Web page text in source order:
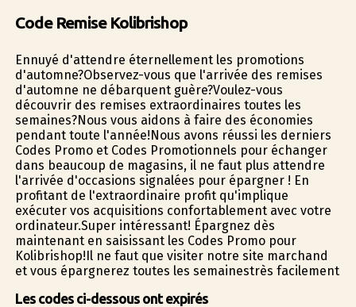
Code Remise Kolibrishop
Ennuyé d'attendre éternellement les promotions
d'automne?Observez-vous que l'arrivée des remises
d'automne ne débarquent guère?Voulez-vous
découvrir des remises extraordinaires toutes les
semaines?Nous vous aidons à faire des économies
pendant toute l'année!Nous avons réussi les derniers
Codes Promo et Codes Promotionnels pour échanger
dans beaucoup de magasins, il ne faut plus attendre
l'arrivée d'occasions signalées pour épargner ! En
profitant de l'extraordinaire profit qu'implique
exécuter vos acquisitions confortablement avec votre
ordinateur.Super intéressant! Épargnez dès
maintenant en saisissant les Codes Promo pour
Kolibrishop!Il ne faut que visiter notre site marchand
et vous épargnerez toutes les semainestrès facilement
Les codes ci-dessous ont expirés